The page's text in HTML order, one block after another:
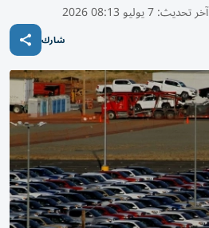
آخر تحديث:7 يوليو 08:13 2026
شارك